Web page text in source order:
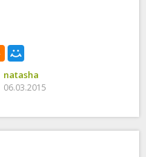
natasha
06.03.2015